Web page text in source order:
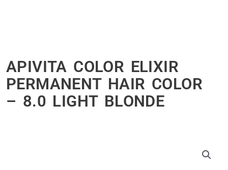
APIVITA COLOR ELIXIR
PERMANENT HAIR COLOR
– 8.0 LIGHT BLONDE